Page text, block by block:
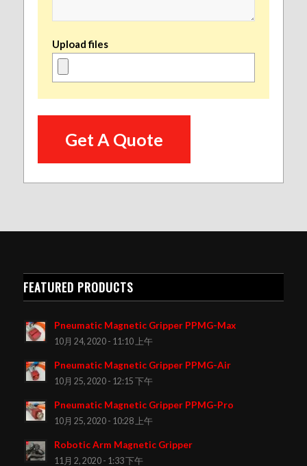
Upload files
FEATURED PRODUCTS
Pneumatic Magnetic Gripper PPMG-Max
10月 24, 2020 - 11:10 上午
Pneumatic Magnetic Gripper PPMG-Air
10月 25, 2020 - 12:15 下午
Pneumatic Magnetic Gripper PPMG-Pro
10月 25, 2020 - 10:28 上午
Robotic Arm Magnetic Gripper
11月 2, 2020 - 1:33 下午